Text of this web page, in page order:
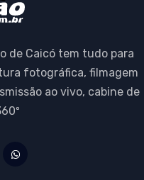
de Caicó tem tudo para
fotográfica, filmagem
ao vivo, cabine de